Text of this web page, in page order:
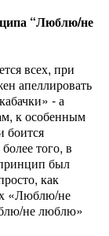
“Люблю/не
всех, при
апеллировать
- а
к особенным
боится
того, в
был
как
«Люблю/не
не люблю»